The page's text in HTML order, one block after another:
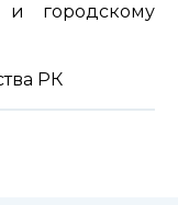
и городскому
РК